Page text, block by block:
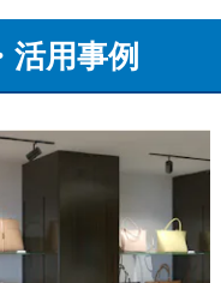
活用事例